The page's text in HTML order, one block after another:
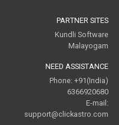
PARTNER SITES
Kundli Software
Malayogam
NEED ASSISTANCE
Phone: +91(India)
6366920680
E-mail:
support@clickastro.com